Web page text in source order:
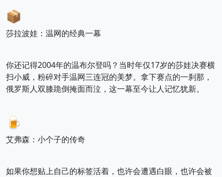
📦
莎拉波娃：温网的经典一幕
你还记得2004年的温布尔登吗？当时年仅17岁的莎娃决赛横
扫小威，粉碎对手温网三连冠的美梦。拿下赛点的一刹那，
俄罗斯人双膝跪倒掩面而泣，这一幕至今让人记忆犹新。
🍺
艾弗森：小个子的传奇
如果你想贴上自己的标签活着，也许会遭遇白眼，也许会被